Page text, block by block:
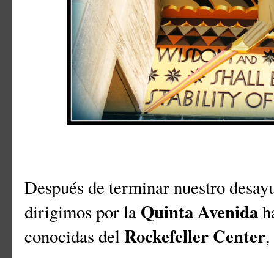
Después de terminar nuestro
dirigimos por la Quinta Avenida
conocidas delRockefeller Center